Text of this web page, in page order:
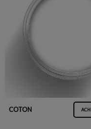
COTON